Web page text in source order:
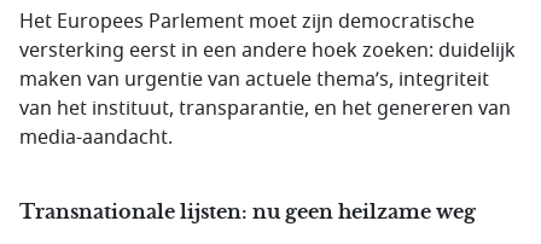
Het Europees Parlement moet zijn democratische
versterking eerst in een andere hoek zoeken: duidelijk
maken van urgentie van actuele thema’s, integriteit
van het instituut, transparantie, en het genereren van
media-aandacht.
Transnationale lijsten: nu geen heilzame weg